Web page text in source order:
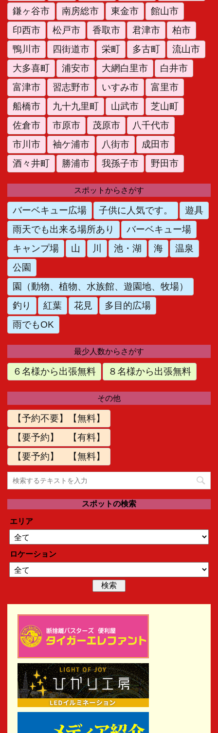
鎌ヶ谷市
南房総市 東金市
館山市
印西市
松戸市 香取市 君津市
柏市
鴨川市
四街道市 栄町 多古町
流山市
大多喜町
浦安市 大網白里市
白井市
富津市
習志野市 いすみ市
富里市
船橋市
九十九里町 山武市
芝山町
佐倉市
市原市 茂原市
八千代市
市川市
袖ケ浦市 八街市
成田市
酒々井町
勝浦市 我孫子市 野田市
スポットからさがす
バーベキュー広場 子供に人気です。
遊具
雨天でも出来る場所あり
バーベキュー場
キャンプ場
山 川 池・湖 海
温泉
公園
園（動物、植物、水族館、遊園地、牧場）
釣り
紅葉 花見
多目的広場
雨でもOK
最少人数からさがす
６名様から出張無料 ８名様から出張無料
その他
【予約不要】【無料】
【要予約】 【有料】
【要予約】 【無料】
スポットの検索
エリア
ロケーション